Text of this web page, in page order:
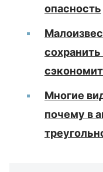
опасность
Многие
почему в